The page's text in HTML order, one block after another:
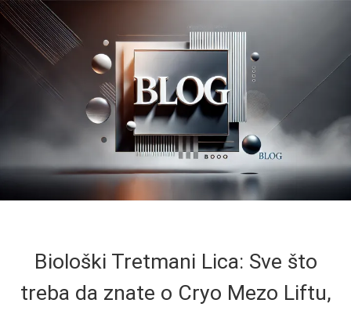
Biološki Tretmani Lica: Sve što
treba da znate o Cryo Mezo Liftu,